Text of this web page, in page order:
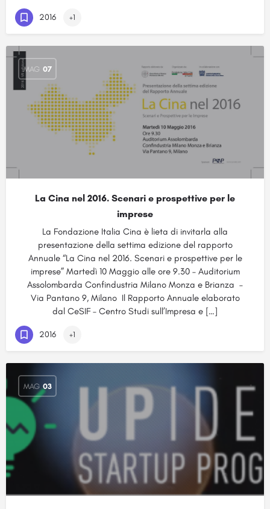
2016 +1
MAG 07
La Cina nel 2016. Scenari e prospettive per le
imprese
La Fondazione Italia Cina è lieta di invitarla alla
presentazione della settima edizione del rapporto
Annuale “La Cina nel 2016. Scenari e prospettive per le
imprese” Martedì 10 Maggio alle ore 9.30 – Auditorium
Assolombarda Confindustria Milano Monza e Brianza –
Via Pantano 9, Milano Il Rapporto Annuale elaborato
dal CeSIF – Centro Studi sull’Impresa e […]
2016 +1
MAG 03